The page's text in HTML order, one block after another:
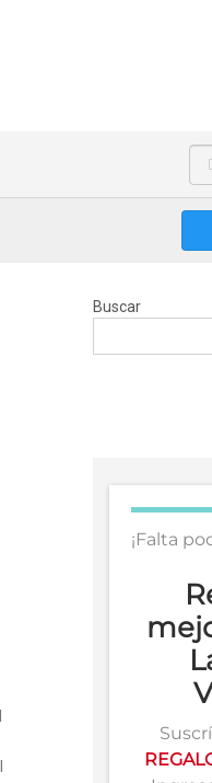
Buscar